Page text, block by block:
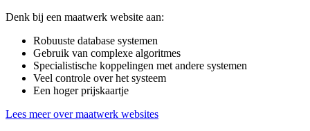
Denk bij een maatwerk website aan:
Robuuste database systemen
Gebruik van complexe algoritmes
Specialistische koppelingen met andere systemen
Veel controle over het systeem
Een hoger prijskaartje
Lees meer over maatwerk websites